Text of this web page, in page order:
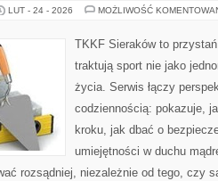
LUT - 24 - 2026 MOŻLIWOŚĆ
TKKF Sieraków to
traktują sport nie jako
życia. Serwis łączy
codziennością: pokazuje,
kroku, jak dbać o
umiejętności w duchu
rozsądniej, niezależnie od tego, czy